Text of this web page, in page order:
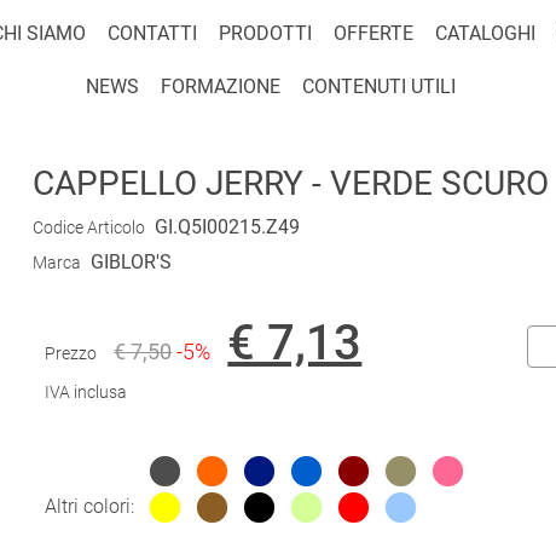
SIAMO CONTATTI PRODOTTI OFFERTE CATALOGHI
NEWS FORMAZIONE CONTENUTI UTILI
CAPPELLO JERRY - VERDE SCURO
Codice Articolo GI.Q5I00215.Z49
Marca GIBLOR'S
Prezzo € 7,50-5% € 7,13
IVA inclusa
Altri colori: